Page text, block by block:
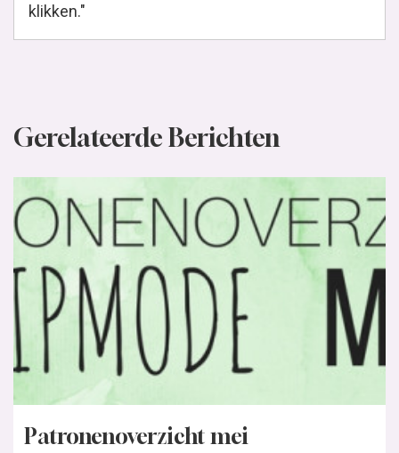
klikken."
Gerelateerde Berichten
Patronenoverzicht mei